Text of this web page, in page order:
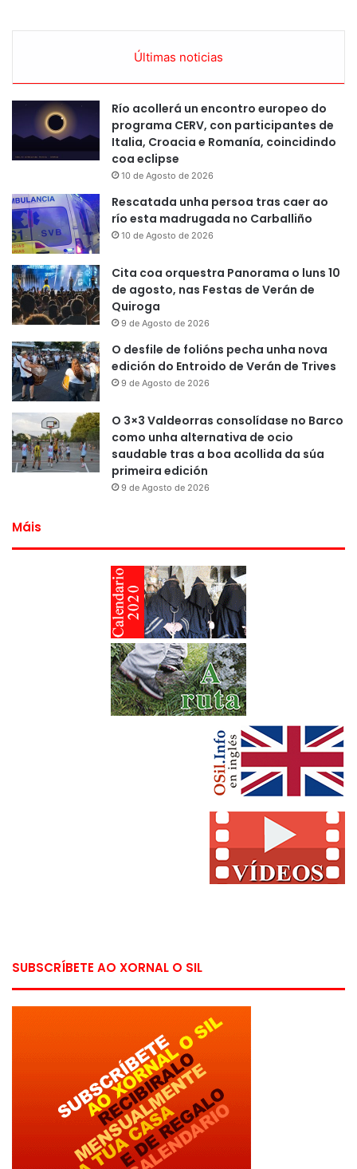
Últimas noticias
Río acollerá un encontro europeo do
programa CERV, con participantes de
Italia, Croacia e Romanía, coincidindo
coa eclipse
10 de Agosto de 2026
Rescatada unha persoa tras caer ao
río esta madrugada no Carballiño
10 de Agosto de 2026
Cita coa orquestra Panorama o luns 10
de agosto, nas Festas de Verán de
Quiroga
9 de Agosto de 2026
O desfile de folións pecha unha nova
edición do Entroido de Verán de Trives
9 de Agosto de 2026
O 3×3 Valdeorras consolídase no Barco
como unha alternativa de ocio
saudable tras a boa acollida da súa
primeira edición
9 de Agosto de 2026
Máis
SUBSCRÍBETE AO XORNAL O SIL